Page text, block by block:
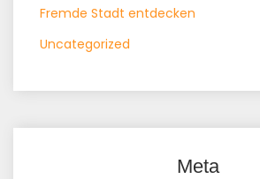
Fremde Stadt entdecken
Uncategorized
Meta